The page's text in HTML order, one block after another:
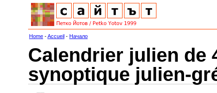
Home -Accueil - Начало
Calendrier julien de
synoptique julien-